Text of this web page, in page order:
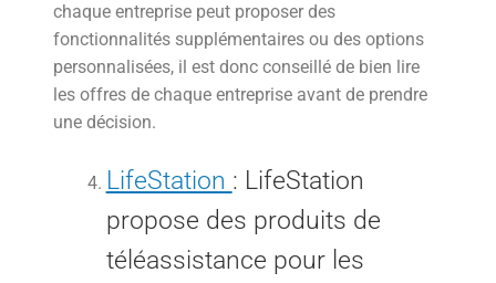
chaque entreprise peut proposer des
fonctionnalités supplémentaires ou des options
personnalisées, il est donc conseillé de bien lire
les offres de chaque entreprise avant de prendre
une décision.
LifeStation : LifeStation
propose des produits de
téléassistance pour les